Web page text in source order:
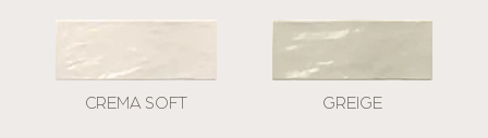
CREMA SOFT GREIGE